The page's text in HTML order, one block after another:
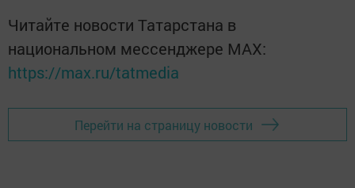
Читайте новости Татарстана в
национальном мессенджере MАХ:
https://max.ru/tatmedia
Перейти на страницу новости